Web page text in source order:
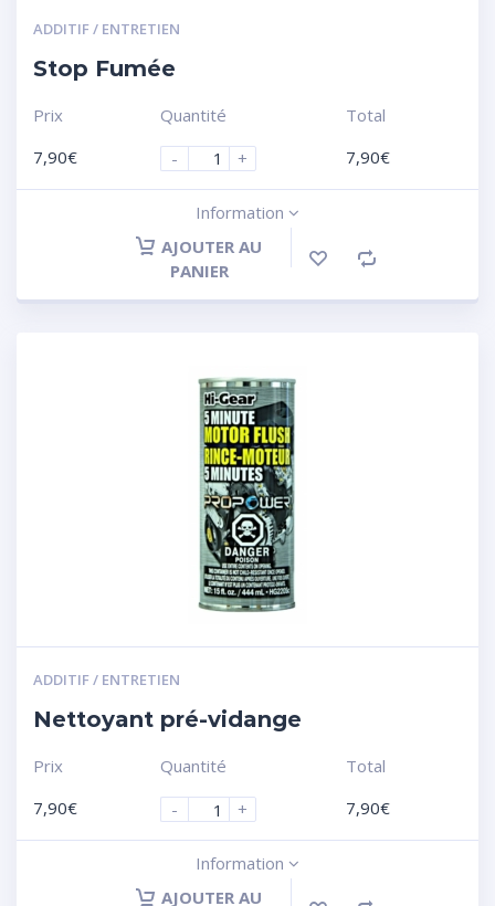
ADDITIF / ENTRETIEN
Stop Fumée
Prix
7,90€
Quantité
-
+
Total
7,90€
Information
AJOUTER AU
PANIER
ADDITIF / ENTRETIEN
Nettoyant pré-vidange
Prix
7,90€
Quantité
-
+
Total
7,90€
Information
AJOUTER AU